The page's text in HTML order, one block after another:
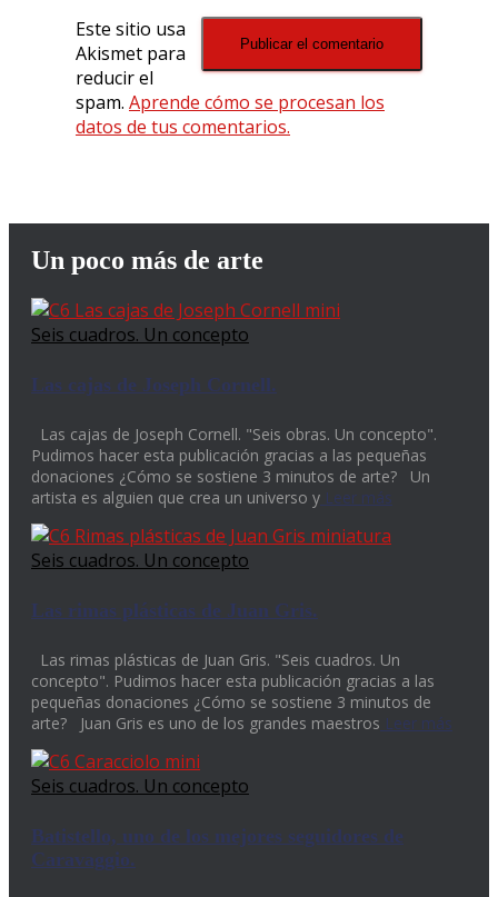
Este sitio usa
Akismet para
reducir el
spam. Aprende cómo se procesan los
datos de tus comentarios.
Un poco más de arte
Seis cuadros. Un concepto
Las cajas de Joseph Cornell.
Las cajas de Joseph Cornell. "Seis obras. Un concepto".
Pudimos hacer esta publicación gracias a las pequeñas
donaciones ¿Cómo se sostiene 3 minutos de arte? Un
artista es alguien que crea un universo y Leer más
Seis cuadros. Un concepto
Las rimas plásticas de Juan Gris.
Las rimas plásticas de Juan Gris. "Seis cuadros. Un
concepto". Pudimos hacer esta publicación gracias a las
pequeñas donaciones ¿Cómo se sostiene 3 minutos de
arte? Juan Gris es uno de los grandes maestros Leer más
Seis cuadros. Un concepto
Batistello, uno de los mejores seguidores de
Caravaggio.